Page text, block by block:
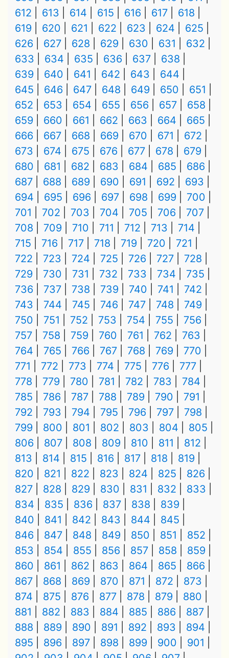
612
613 614 615 616 617
618
619
620 621 622 623 624
625
626
627 628 629 630 631
632
633
634 635 636 637
638
639
640 641 642 643
644
645
646 647 648 649 650
651
652
653 654 655 656 657
658
659
660 661 662 663 664
665
666
667 668 669 670 671
672
673
674 675 676 677 678
679
680
681 682 683 684 685
686
687
688 689 690 691 692
693
694
695 696 697 698 699
700
701
702 703 704 705 706
707
708
709 710 711 712 713
714
715
716 717 718 719 720
721
722
723 724 725 726 727
728
729
730 731 732 733 734
735
736
737 738 739 740 741
742
743
744 745 746 747 748
749
750
751 752 753 754 755
756
757
758 759 760 761 762
763
764
765 766 767 768 769
770
771
772 773 774 775 776
777
778
779 780 781 782 783
784
785
786 787 788 789 790
791
792
793 794 795 796 797
798
799
800 801 802 803 804
805
806
807 808 809 810 811
812
813
814 815 816 817 818
819
820
821 822 823 824 825
826
827
828 829 830 831 832
833
834
835 836 837 838
839
840
841 842 843 844
845
846
847 848 849 850 851
852
853
854 855 856 857 858
859
860
861 862 863 864 865
866
867
868 869 870 871 872
873
874
875 876 877 878 879
880
881
882 883 884 885 886
887
888
889 890 891 892 893
894
895
896 897 898 899 900
901